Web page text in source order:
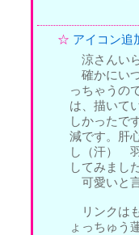
☆ アイコン追
涼さんい
確かにい
っちゃうの
は、描いて
しかったで
減です。肝
し（汗）
してみまし
可愛いと
リンクは
ょっちゅう